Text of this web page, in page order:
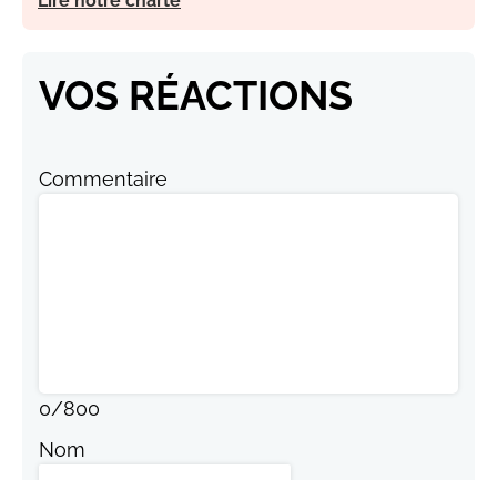
VOS RÉACTIONS
Commentaire
0/800
Nom